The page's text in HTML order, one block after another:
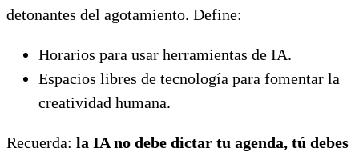
detonantes del agotamiento. Define:
Horarios para usar herramientas de IA.
Espacios libres de tecnología para fomentar la
creatividad humana.
Recuerda: la IA no debe dictar tu agenda, tú debes